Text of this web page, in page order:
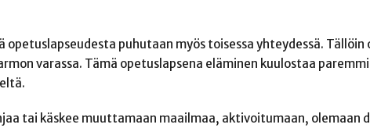
puhutaan myös toisessa yhteydessä. Tällöin
varassa. Tämä opetuslapsena eläminen kuulostaa
tai käskee muuttamaan maailmaa, aktivoitumaan, olemaan